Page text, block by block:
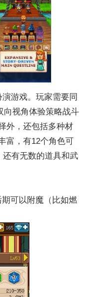
游戏。玩家需要同
向视角体验策略战斗
外，还包括多种材
富，有12个角色可
有无数的道具和武
可以附魔（比如燃